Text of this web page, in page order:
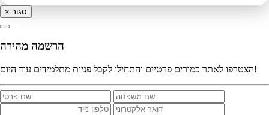
× סגור
הרשמה מהירה
הצטרפו לאתר כמורים פרטיים והתחילו לקבל פניות מתלמידים עוד היום!